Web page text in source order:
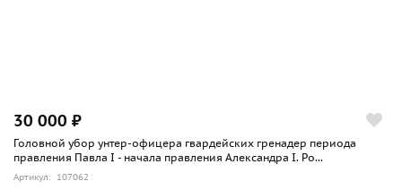
30 000 ₽
Головной убор унтер-офицера гвардейских гренадер периода
правления Павла I - начала правления Александра I. Ро...
Артикул: 107062